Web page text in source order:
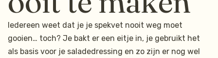
Iedereen weet dat je je spekvet nooit weg moet
gooien… toch? Je bakt er een eitje in, je gebruikt het
als basis voor je saladedressing en zo zijn er nog wel